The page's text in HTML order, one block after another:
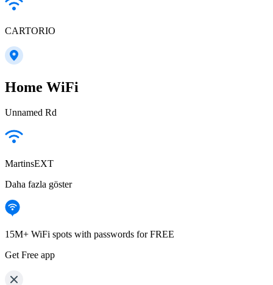
CARTORIO
Home WiFi
Unnamed Rd
MartinsEXT
Daha fazla göster
15M+ WiFi spots with passwords for FREE
Get Free app